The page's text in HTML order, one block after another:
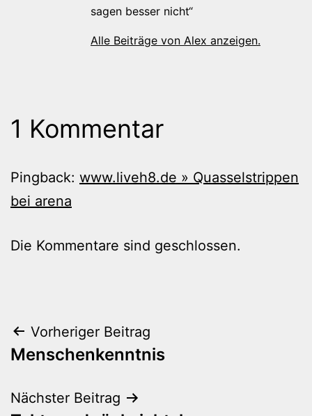
sagen besser nicht“
Alle Beiträge von Alex anzeigen.
1 Kommentar
Pingback: www.liveh8.de » Quasselstrippen
bei arena
Die Kommentare sind geschlossen.
Beitragsnavigation
Vorheriger Beitrag
Menschenkenntnis
Nächster Beitrag